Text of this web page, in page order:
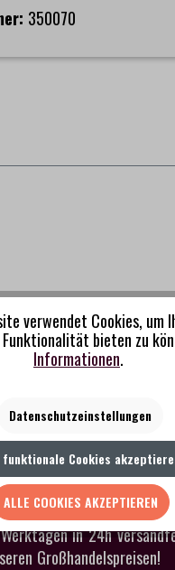
350070
VERSAND
ab 300 € Bestellwert
in 24h
Großhandelspreisen!
verwendet Cookies, um
bieten zu
Informationen.
Datenschutzeinstellungen
funktionale Cookies
ALLE COOKIES AKZEPTIEREN